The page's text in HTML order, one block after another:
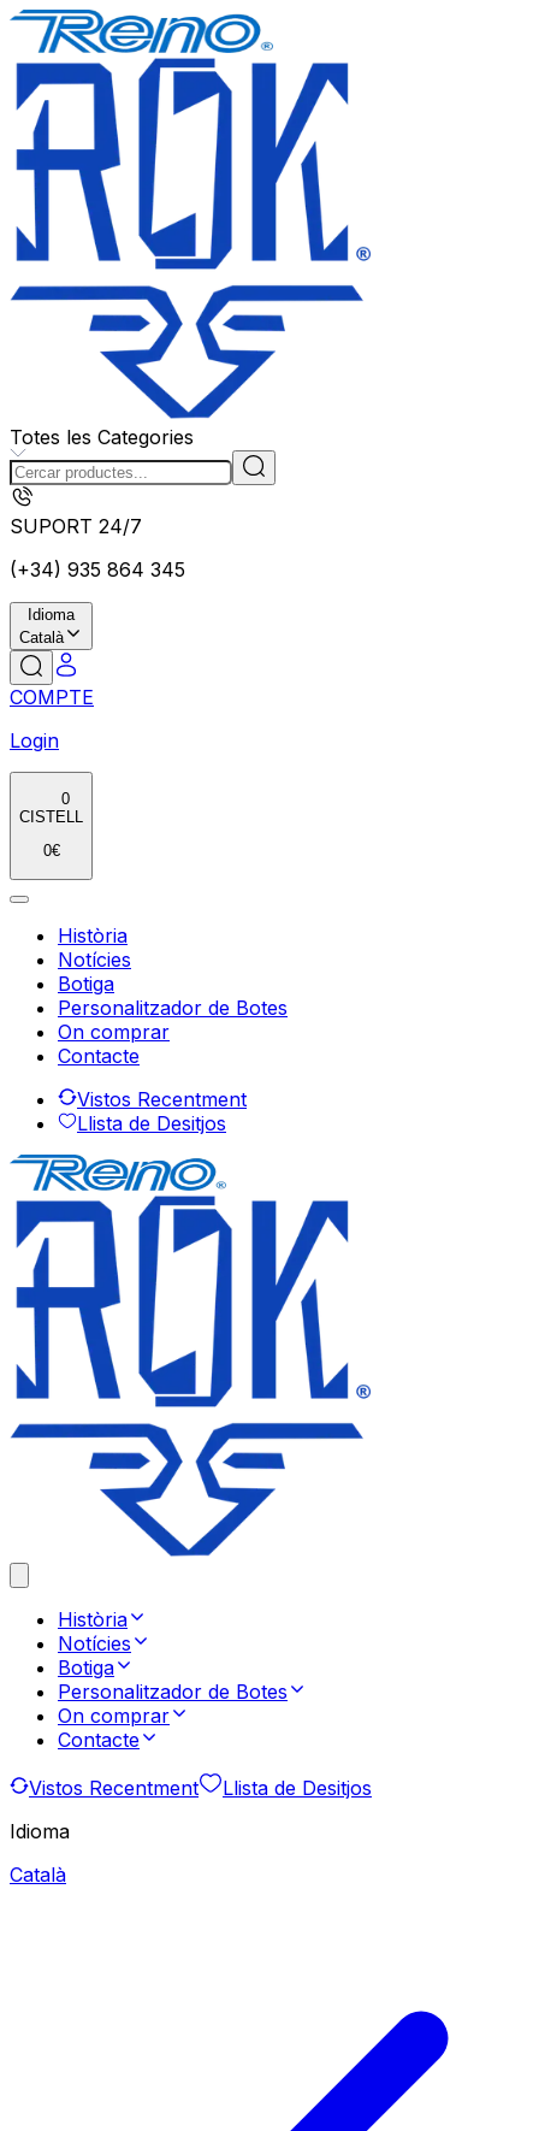
Totes les Categories
SUPORT 24/7
(+34) 935 864 345
Idioma
Català
COMPTE
Login
0
CISTELL
0€
Història
Notícies
Botiga
Personalitzador de Botes
On comprar
Contacte
Vistos Recentment
Llista de Desitjos
Història
Notícies
Botiga
Personalitzador de Botes
On comprar
Contacte
Vistos Recentment
Llista de Desitjos
Idioma
Català